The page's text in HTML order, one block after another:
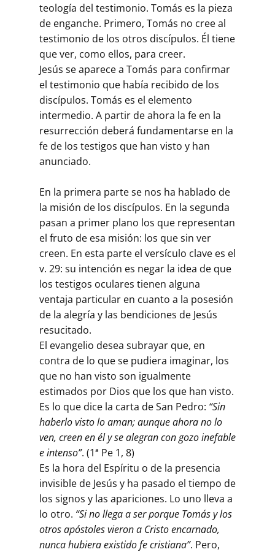
teología del testimonio. Tomás es la pieza
de enganche. Primero, Tomás no cree al
testimonio de los otros discípulos. Él tiene
que ver, como ellos, para creer.
Jesús se aparece a Tomás para confirmar
el testimonio que había recibido de los
discípulos. Tomás es el elemento
intermedio. A partir de ahora la fe en la
resurrección deberá fundamentarse en la
fe de los testigos que han visto y han
anunciado.
En la primera parte se nos ha hablado de
la misión de los discípulos. En la segunda
pasan a primer plano los que representan
el fruto de esa misión: los que sin ver
creen. En esta parte el versículo clave es el
v. 29: su intención es negar la idea de que
los testigos oculares tienen alguna
ventaja particular en cuanto a la posesión
de la alegría y las bendiciones de Jesús
resucitado.
El evangelio desea subrayar que, en
contra de lo que se pudiera imaginar, los
que no han visto son igualmente
estimados por Dios que los que han visto.
Es lo que dice la carta de San Pedro: “Sin
haberlo visto lo aman; aunque ahora no lo
ven, creen en él y se alegran con gozo inefable
e intenso”. (1ª Pe 1, 8)
Es la hora del Espíritu o de la presencia
invisible de Jesús y ha pasado el tiempo de
los signos y las apariciones. Lo uno lleva a
lo otro. “Si no llega a ser porque Tomás y los
otros apóstoles vieron a Cristo encarnado,
nunca hubiera existido fe cristiana”. Pero,